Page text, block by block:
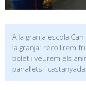
A la granja escola
la granja: recollirem
bolet i veurem els
panallets i castanyada.